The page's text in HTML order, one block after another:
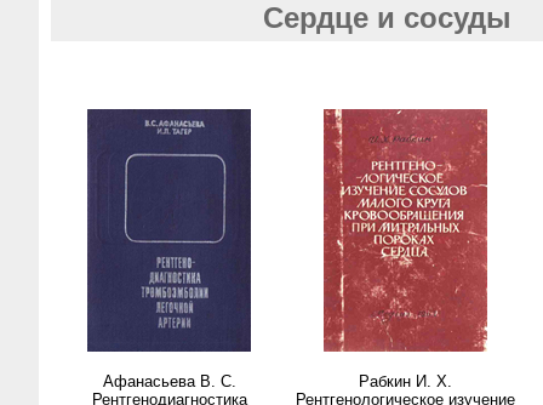
Сердце и сосуды
Афанасьева В. С.
Рентгенодиагностика
Рабкин И. Х.
Рентгенологическое изучение